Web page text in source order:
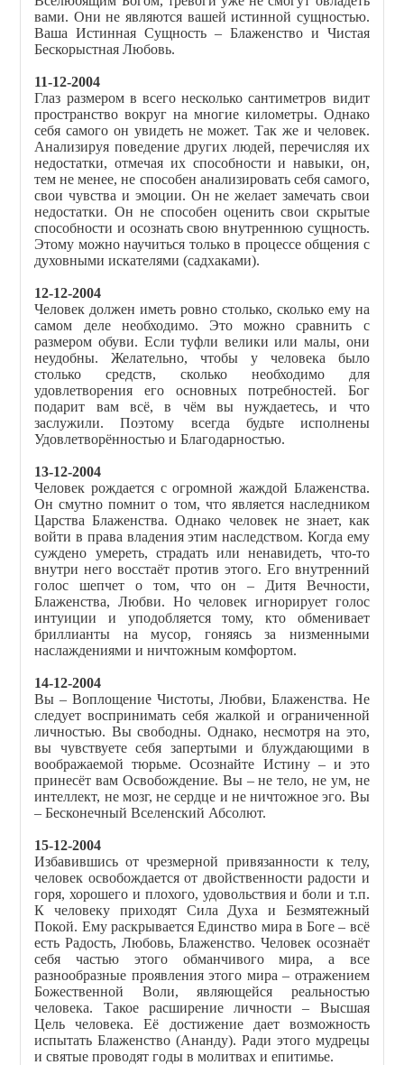
вами. Они не являются вашей истинной сущностью.
Ваша Истинная Сущность – Блаженство и Чистая
Бескорыстная Любовь.
11-12-2004
Глаз размером в всего несколько сантиметров видит
пространство вокруг на многие километры. Однако
себя самого он увидеть не может. Так же и человек.
Анализируя поведение других людей, перечисляя их
недостатки, отмечая их способности и навыки, он,
тем не менее, не способен анализировать себя самого,
свои чувства и эмоции. Он не желает замечать свои
недостатки. Он не способен оценить свои скрытые
способности и осознать свою внутреннюю сущность.
Этому можно научиться только в процессе общения с
духовными искателями (садхаками).
12-12-2004
Человек должен иметь ровно столько, сколько ему на
самом деле необходимо. Это можно сравнить с
размером обуви. Если туфли велики или малы, они
неудобны. Желательно, чтобы у человека было
столько средств, сколько необходимо для
удовлетворения его основных потребностей. Бог
подарит вам всё, в чём вы нуждаетесь, и что
заслужили. Поэтому всегда будьте исполнены
Удовлетворённостью и Благодарностью.
13-12-2004
Человек рождается с огромной жаждой Блаженства.
Он смутно помнит о том, что является наследником
Царства Блаженства. Однако человек не знает, как
войти в права владения этим наследством. Когда ему
суждено умереть, страдать или ненавидеть, что-то
внутри него восстаёт против этого. Его внутренний
голос шепчет о том, что он – Дитя Вечности,
Блаженства, Любви. Но человек игнорирует голос
интуиции и уподобляется тому, кто обменивает
бриллианты на мусор, гоняясь за низменными
наслаждениями и ничтожным комфортом.
14-12-2004
Вы – Воплощение Чистоты, Любви, Блаженства. Не
следует воспринимать себя жалкой и ограниченной
личностью. Вы свободны. Однако, несмотря на это,
вы чувствуете себя запертыми и блуждающими в
воображаемой тюрьме. Осознайте Истину – и это
принесёт вам Освобождение. Вы – не тело, не ум, не
интеллект, не мозг, не сердце и не ничтожное эго. Вы
– Бесконечный Вселенский Абсолют.
15-12-2004
Избавившись от чрезмерной привязанности к телу,
человек освобождается от двойственности радости и
горя, хорошего и плохого, удовольствия и боли и т.п.
К человеку приходят Сила Духа и Безмятежный
Покой. Ему раскрывается Единство мира в Боге – всё
есть Радость, Любовь, Блаженство. Человек осознаёт
себя частью этого обманчивого мира, a все
разнообразные проявления этого мира – отражением
Божественной Воли, являющейся реальностью
человека. Такое расширение личности – Высшая
Цель человека. Её достижение дает возможность
испытать Блаженство (Ананду). Ради этого мудрецы
и святые проводят годы в молитвах и епитимье.